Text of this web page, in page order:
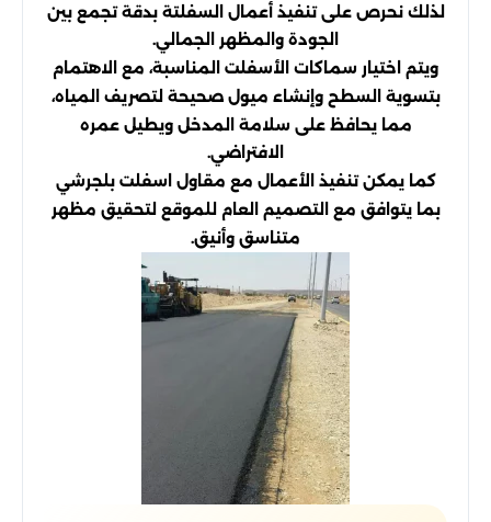
لذلك نحرص على تنفيذ أعمال السفلتة بدقة تجمع بين
الجودة والمظهر الجمالي.
ويتم اختيار سماكات الأسفلت المناسبة، مع الاهتمام
بتسوية السطح وإنشاء ميول صحيحة لتصريف المياه،
مما يحافظ على سلامة المدخل ويطيل عمره
الافتراضي.
كما يمكن تنفيذ الأعمال مع مقاول اسفلت بلجرشي
بما يتوافق مع التصميم العام للموقع لتحقيق مظهر
متناسق وأنيق.